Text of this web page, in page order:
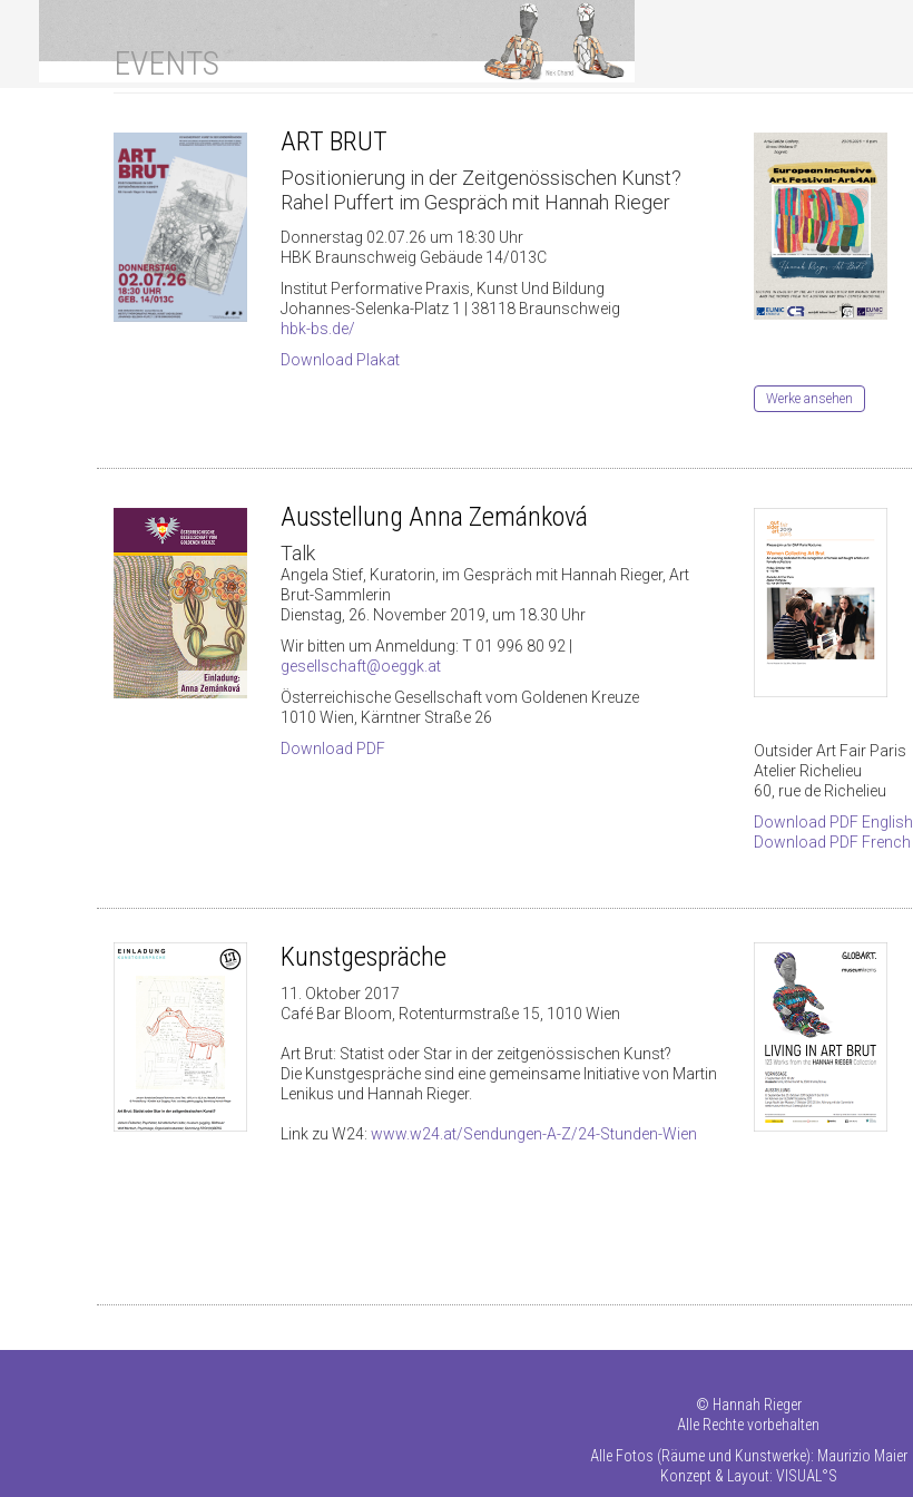
EVENTS
ART BRUT
Positionierung in der Zeitgenössischen Kunst?
Rahel Puffert im Gespräch mit Hannah Rieger
Donnerstag 02.07.26 um 18:30 Uhr
HBK Braunschweig Gebäude 14/013C
Institut Performative Praxis, Kunst Und Bildung
Johannes-Selenka-Platz 1 | 38118 Braunschweig
hbk-bs.de/
Download Plakat
Werke ansehen
Ausstellung Anna Zemánková
Talk
Angela Stief, Kuratorin, im Gespräch mit Hannah Rieger, Art
Brut-Sammlerin
Dienstag, 26. November 2019, um 18.30 Uhr
Wir bitten um Anmeldung: T 01 996 80 92 |
gesellschaft@oeggk.at
Österreichische Gesellschaft vom Goldenen Kreuze
1010 Wien, Kärntner Straße 26
Download PDF
Outsider Art Fair Paris
Atelier Richelieu
60, rue de Richelieu
Download PDF English
Download PDF French
Kunstgespräche
11. Oktober 2017
Café Bar Bloom, Rotenturmstraße 15, 1010 Wien
Art Brut: Statist oder Star in der zeitgenössischen Kunst?
Die Kunstgespräche sind eine gemeinsame Initiative von Martin
Lenikus und Hannah Rieger.
Link zu W24: www.w24.at/Sendungen-A-Z/24-Stunden-Wien
© Hannah Rieger
Alle Rechte vorbehalten
Alle Fotos (Räume und Kunstwerke): Maurizio Maier
Konzept & Layout: VISUAL°S